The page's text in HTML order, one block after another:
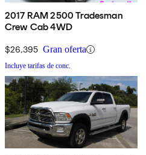
2017 RAM 2500 Tradesman
Crew Cab 4WD
$26,395 Gran oferta
Incluye tarifas de conc.